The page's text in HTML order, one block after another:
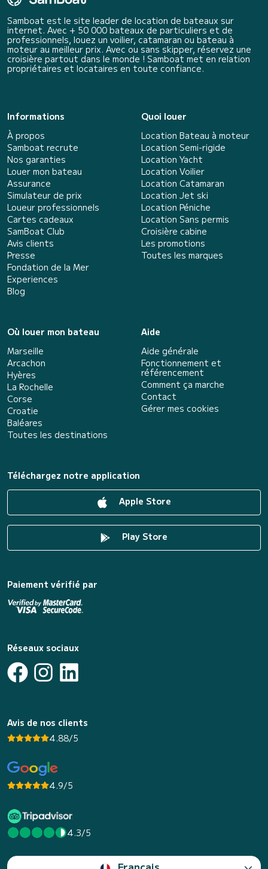
Samboat est le site leader de location de bateaux sur
internet. Avec + 50 000 bateaux de particuliers et de
professionnels, louez un voilier, catamaran ou bateau à
moteur au meilleur prix. Avec ou sans skipper, réservez une
croisière partout dans le monde ! Samboat met en relation
propriétaires et locataires en toute confiance.
Informations
À propos
Samboat recrute
Nos garanties
Louer mon bateau
Assurance
Simulateur de prix
Loueur professionnels
Cartes cadeaux
SamBoat Club
Avis clients
Presse
Fondation de la Mer
Experiences
Blog
Quoi louer
Location Bateau à moteur
Location Semi-rigide
Location Yacht
Location Voilier
Location Catamaran
Location Jet ski
Location Péniche
Location Sans permis
Croisière cabine
Les promotions
Toutes les marques
Où louer mon bateau
Marseille
Arcachon
Hyères
La Rochelle
Corse
Croatie
Baléares
Toutes les destinations
Aide
Aide générale
Fonctionnement et
référencement
Comment ça marche
Contact
Gérer mes cookies
Téléchargez notre application
Apple Store
Play Store
Paiement vérifié par
Réseaux sociaux
Avis de nos clients
4.88/5
4.9/5
4.3/5